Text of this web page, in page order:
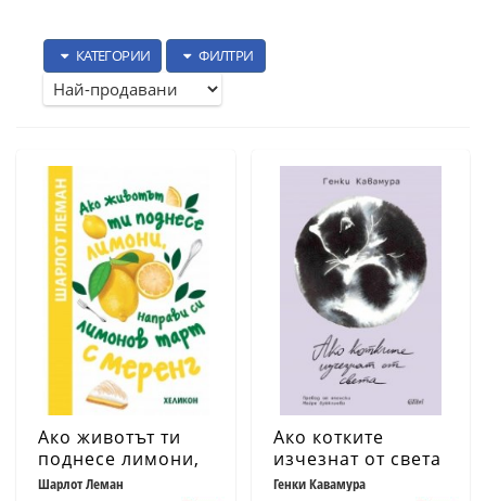
КАТЕГОРИИ ФИЛТРИ
Ако животът ти
поднесе лимони,
направи си
Шарлот Леман
Ако котките
изчезнат от света
Генки Кавамура